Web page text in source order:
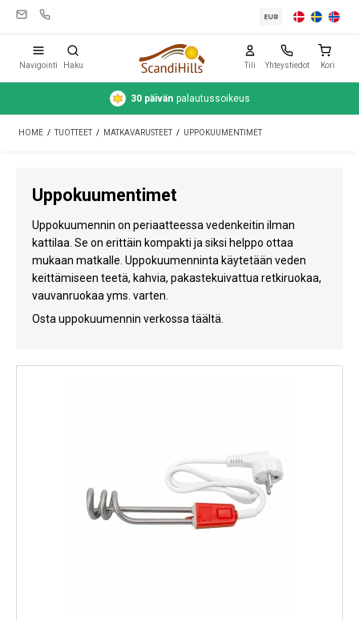
Teltat
Puhdistus ja hoito
Matkavarusteet
Auto ja peräkärry
EUR
Navigointi Haku Tili Yhteystiedot Kori
30 päivän palautussoikeus
HOME / TUOTTEET / MATKAVARUSTEET / UPPOKUUMENTIMET
Uppokuumentimet
Uppokuumennin on periaatteessa vedenkeitin ilman
kattilaa. Se on erittäin kompakti ja siksi helppo ottaa
mukaan matkalle. Uppokuumenninta käytetään veden
keittämiseen teetä, kahvia, pakastekuivattua retkiruokaa,
vauvanruokaa yms. varten.
Osta uppokuumennin verkossa täältä.